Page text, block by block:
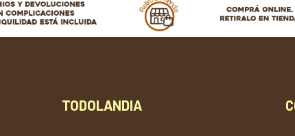
TODOLANDIA